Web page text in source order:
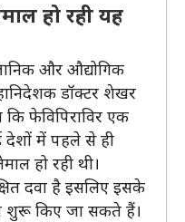
हो रही यह
और औद्योगिक
डॉक्टर शेखर
फेविपिराविर एक
देशों में पहले से ही
हो रही थी।
दवा है इसलिए इसके
शुरू किए जा सकते हैं।